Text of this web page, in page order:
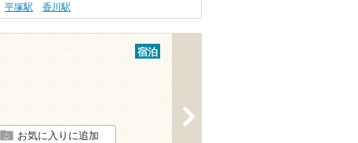
平塚駅 香川駅
宿泊
お気に入りに追加